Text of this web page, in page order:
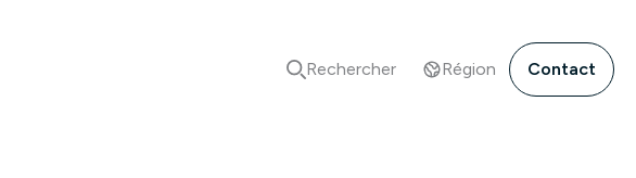
Rechercher Région Contact